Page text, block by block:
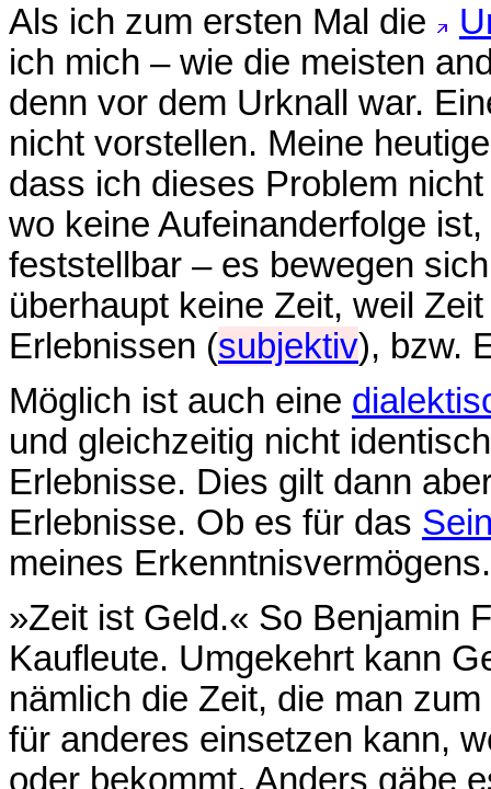
Als ich zum ersten Mal die
ich mich – wie die meisten
denn vor dem Urknall war.
nicht vorstellen. Meine
dass ich dieses Problem
wo keine Aufeinanderfolge
feststellbar – es bewegen
überhaupt keine Zeit, weil
Erlebnissen (subjektiv), bzw.
Möglich ist auch eine
und gleichzeitig nicht
Erlebnisse. Dies gilt dann
Erlebnisse. Ob es für das
meines Erkenntnisvermögens.
»Zeit ist Geld.« So Benjamin
Kaufleute. Umgekehrt kann
nämlich die Zeit, die man
für anderes einsetzen kann,
oder bekommt. Anders gäbe